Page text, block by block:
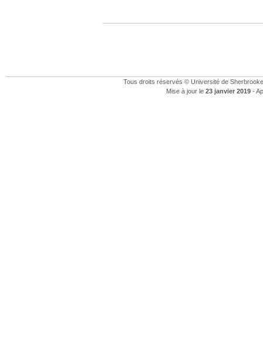
Tous droits réservés © Université de
Mise à jour le 23 janvier 2019-